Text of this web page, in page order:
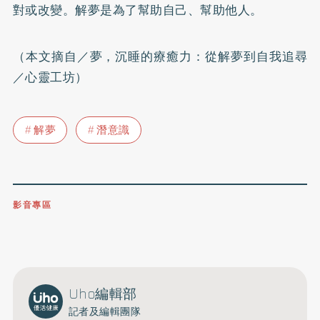
對或改變。解夢是為了幫助自己、幫助他人。
（本文摘自／夢，沉睡的療癒力：從解夢到自我追尋
／心靈工坊）
解夢 潛意識
影音專區
Uho編輯部
記者及編輯團隊